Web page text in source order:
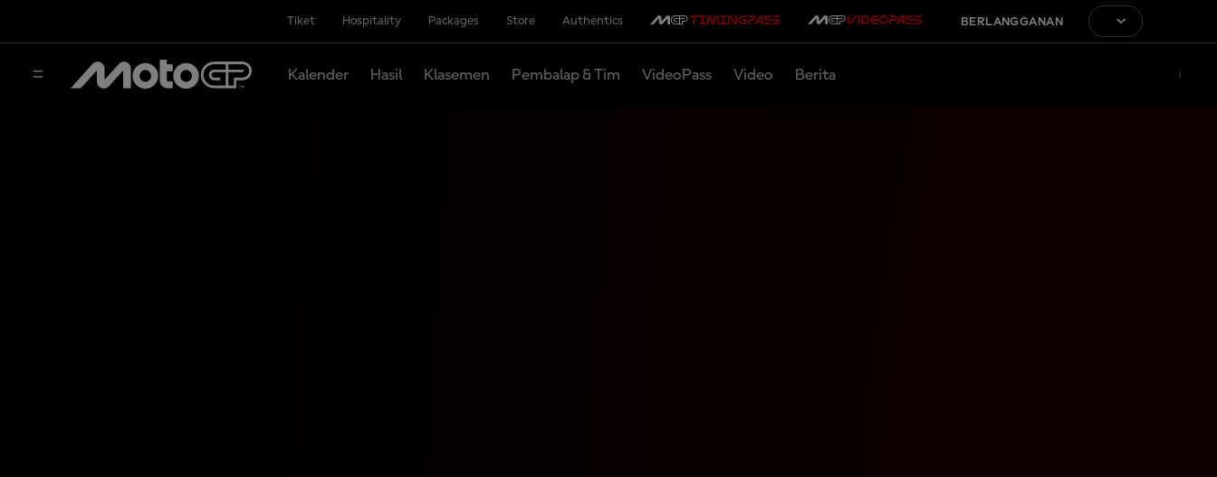
Tiket Hospitality Packages Store Authentics BERLANGGANAN
Kalender Hasil Klasemen Pembalap & Tim VideoPass Video Berita